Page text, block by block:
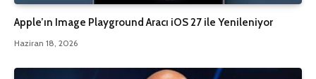
Apple’ın Image Playground Aracı iOS 27 ile Yenileniyor
Haziran 18, 2026